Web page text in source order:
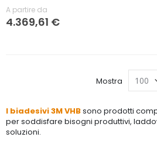
A partire da
4.369,61 €
Mostra
I biadesivi 3M VHBsono prodotti
per soddisfare bisogni produttivi,
soluzioni.